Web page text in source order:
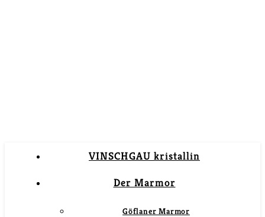
VINSCHGAU kristallin
Der Marmor
Göflaner Marmor